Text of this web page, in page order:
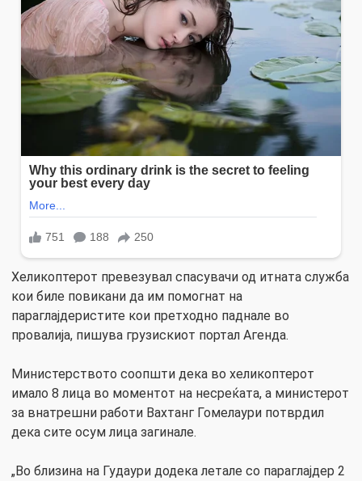
Хеликоптерот превезувал спасувачи од итната служба
кои биле повикани да им помогнат на
параглајдеристите кои претходно паднале во
провалија, пишува грузискиот портал Агенда.
Министерството соопшти дека во хеликоптерот
имало 8 лица во моментот на несреќата, а министерот
за внатрешни работи Вахтанг Гомелаури потврдил
дека сите осум лица загинале.
„Во близина на Гудаури додека летале со параглајдер 2